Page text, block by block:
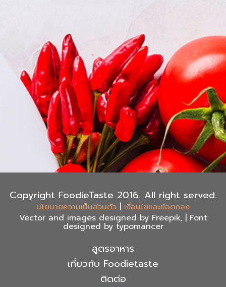
Copyright FoodieTaste 2016. All right served.
นโยบายความเป็นส่วนตัว เงื่อนไขและข้อตกลง
Vector and images designed by Freepik, | Font
designed by typomancer
สูตรอาหาร
เกี่ยวกับ Foodietaste
ติดต่อ